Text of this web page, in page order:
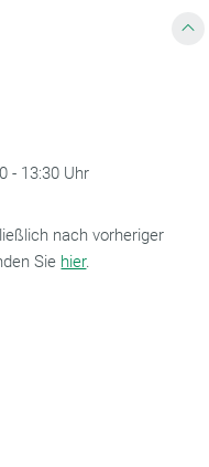
- 13:30 Uhr
nach vorheriger
Sie hier.